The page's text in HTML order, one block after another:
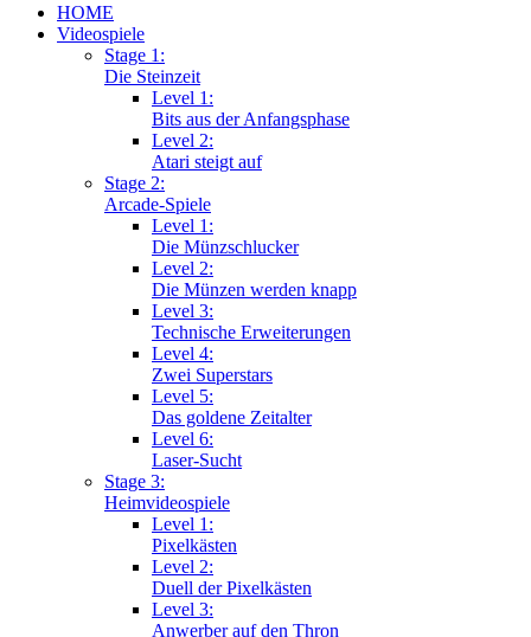
HOME
Videospiele
Stage 1:
Die Steinzeit
Level 1:
Bits aus der Anfangsphase
Level 2:
Atari steigt auf
Stage 2:
Arcade-Spiele
Level 1:
Die Münzschlucker
Level 2:
Die Münzen werden knapp
Level 3:
Technische Erweiterungen
Level 4:
Zwei Superstars
Level 5:
Das goldene Zeitalter
Level 6:
Laser-Sucht
Stage 3:
Heimvideospiele
Level 1:
Pixelkästen
Level 2:
Duell der Pixelkästen
Level 3:
Anwerber auf den Thron